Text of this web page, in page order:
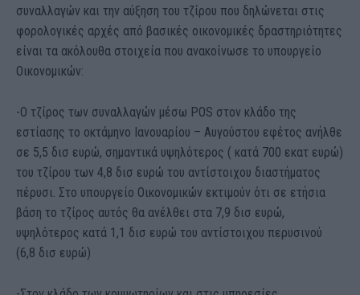
συναλλαγών και την αύξηση του τζίρου που δηλώνεται στις
φορολογικές αρχές από βασικές οικονομικές δραστηριότητες
είναι τα ακόλουθα στοιχεία που ανακοίνωσε το υπουργείο
Οικονομικών:
-Ο τζίρος των συναλλαγών μέσω POS στον κλάδο της
εστίασης το οκτάμηνο Ιανουαρίου – Αυγούστου εφέτος ανήλθε
σε 5,5 δισ ευρώ, σημαντικά υψηλότερος ( κατά 700 εκατ ευρώ)
του τζίρου των 4,8 δισ ευρώ του αντίστοιχου διαστήματος
πέρυσι. Στο υπουργείο Οικονομικών εκτιμούν ότι σε ετήσια
βάση το τζίρος αυτός θα ανέλθει στα 7,9 δισ ευρώ,
υψηλότερος κατά 1,1 δισ ευρώ του αντίστοιχου περυσινού
(6,8 δισ ευρώ)